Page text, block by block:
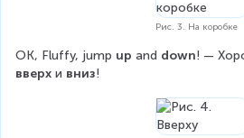
Рис. 3. На коробке
OK, Fluffy, jump up and down! —
вверх и вниз!